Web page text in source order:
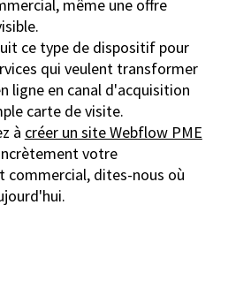
même une offre
ce type de dispositif pour
qui veulent transformer
ligne en canal d'acquisition
carte de visite.
à créer un site Webflow PME
votre
commercial, dites-nous où